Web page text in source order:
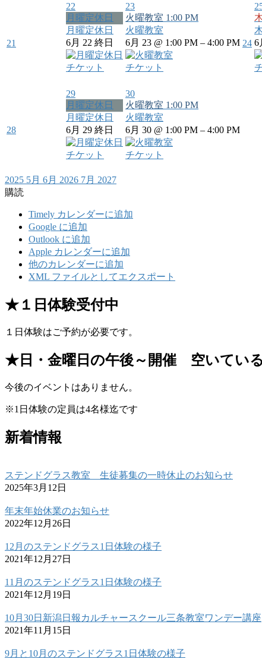
21
22
月曜定休日
月曜定休日
6月 22 終日
チケット
23
火曜教室 1:00 PM
火曜教室
6月 23 @ 1:00 PM – 4:00 PM
チケット
24 6
28
29
月曜定休日
月曜定休日
6月 29 終日
チケット
30
火曜教室 1:00 PM
火曜教室
6月 30 @ 1:00 PM – 4:00 PM
チケット
2025 5月 6月 2026 7月 2027
購読
Timely カレンダーに追加
Google に追加
Outlook に追加
Apple カレンダーに追加
他のカレンダーに追加
XML ファイルとしてエクスポート
★１日体験受付中
１日体験はご予約が必要です。
★日・金曜日の午後～開催 空いている
今後のイベントはありません。
※1日体験の定員は4名様迄です
新着情報
ステンドグラス教室 生徒募集の一時休止のお知らせ
2025年3月12日
年末年始休業のお知らせ
2022年12月26日
12月のステンドグラス1日体験の様子
2021年12月27日
11月のステンドグラス1日体験の様子
2021年12月19日
10月30日新潟日報カルチャースクール三条教室ワンデー講座
2021年11月15日
9月と10月のステンドグラス1日体験の様子